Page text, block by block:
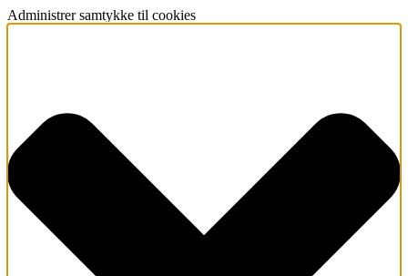
Administrer samtykke til cookies